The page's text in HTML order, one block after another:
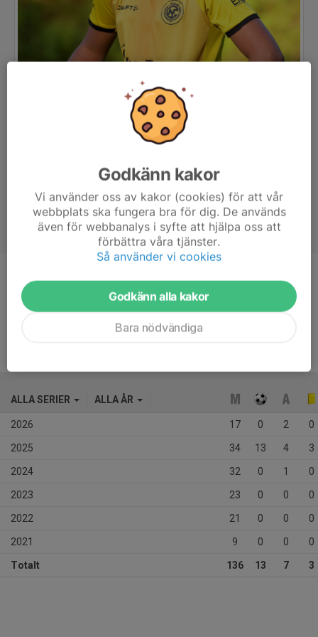
Position
Forward
Ålder
15 år
ALLA SERIER ALLA ÅR
2026 17 0 2 0
2025 34 13 4 3
2024 32 0 1 0
2023 23 0 0 0
2022 21 0 0 0
2021 9 0 0 0
Totalt 136 13 7 3
Godkänn kakor
Vi använder oss av kakor (cookies) för att vår
webbplats ska fungera bra för dig. De används
även för webbanalys i syfte att hjälpa oss att
förbättra våra tjänster.
Så använder vi cookies
Godkänn alla kakor
Bara nödvändiga